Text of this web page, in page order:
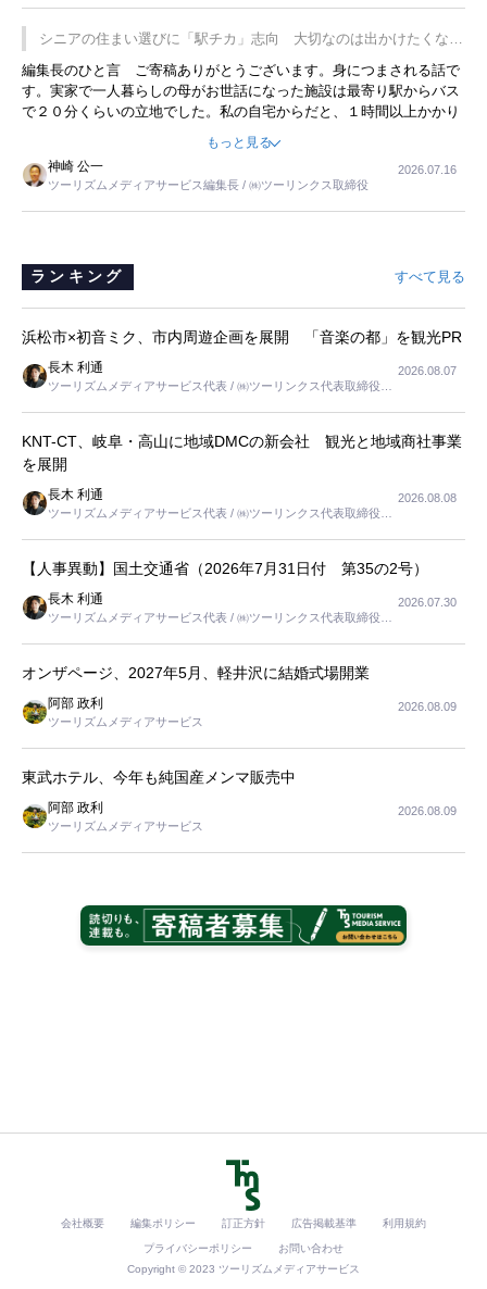
プレミアムヨーグルトを販売するにあたり、社内に懸念もあったそう
です。永井社長は、駐車場に都内ナンバーの高級外車が停まっている
ことに目をつけ、高級商品でも売れると確信したそうです。今回の記
事を懐かしく読みました。
シニアの住まい選びに「駅チカ」志向 大切なのは出かけたくなる
暮らし
編集長のひと言 ご寄稿ありがとうございます。身につまされる話で
す。実家で一人暮らしの母がお世話になった施設は最寄り駅からバス
で２０分くらいの立地でした。私の自宅からだと、１時間以上かかり
すが、私と妹にとっては、半日仕事ででした。シニアの住まい選び
は、当人だけではなく、世話をする家族の足の便も考えない外池ない
と思いました。
もっと見る
神崎 公一
ツーリズムメディアサービス編集長 / ㈱ツーリンクス取締役
2026.07.16
ランキング すべて見る
浜松市×初音ミク、市内周遊企画を展開 「音楽の都」を観光PR
長木 利通
ツーリズムメディアサービス代表 / ㈱ツーリンクス代表取締役社
2026.08.07
KNT-CT、岐阜・高山に地域DMCの新会社 観光と地域商社事業
を展開
長木 利通
ツーリズムメディアサービス代表 / ㈱ツーリンクス代表取締役社
2026.08.08
【人事異動】国土交通省（2026年7月31日付 第35の2号）
長木 利通
ツーリズムメディアサービス代表 / ㈱ツーリンクス代表取締役社
2026.07.30
オンザページ、2027年5月、軽井沢に結婚式場開業
阿部 政利
ツーリズムメディアサービス
2026.08.09
東武ホテル、今年も純国産メンマ販売中
阿部 政利
ツーリズムメディアサービス
2026.08.09
会社概要 編集ポリシー 訂正方針 広告掲載基準 利用規約
プライバシーポリシー
お問い合わせ
Copyright © 2023 ツーリズムメディアサービス